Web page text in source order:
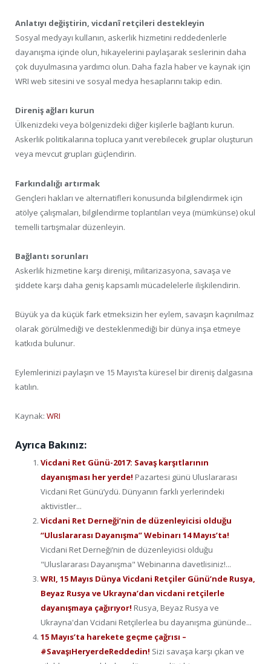
Anlatıyı değiştirin, vicdanî retçileri destekleyin
Sosyal medyayı kullanın, askerlik hizmetini reddedenlerle
dayanışma içinde olun, hikayelerini paylaşarak seslerinin daha
çok duyulmasına yardımcı olun. Daha fazla haber ve kaynak için
WRI web sitesini ve sosyal medya hesaplarını takip edin.
Direniş ağları kurun
Ülkenizdeki veya bölgenizdeki diğer kişilerle bağlantı kurun.
Askerlik politikalarına topluca yanıt verebilecek gruplar oluşturun
veya mevcut grupları güçlendirin.
Farkındalığı artırmak
Gençleri hakları ve alternatifleri konusunda bilgilendirmek için
atölye çalışmaları, bilgilendirme toplantıları veya (mümkünse) okul
temelli tartışmalar düzenleyin.
Bağlantı sorunları
Askerlik hizmetine karşı direnişi, militarizasyona, savaşa ve
şiddete karşı daha geniş kapsamlı mücadelelerle ilişkilendirin.
Büyük ya da küçük fark etmeksizin her eylem, savaşın kaçınılmaz
olarak görülmediği ve desteklenmediği bir dünya inşa etmeye
katkıda bulunur.
Eylemlerinizi paylaşın ve 15 Mayıs’ta küresel bir direniş dalgasına
katılın.
Kaynak: WRI
Ayrıca Bakınız:
Vicdani Ret Günü-2017: Savaş karşıtlarının
dayanışması her yerde! Pazartesi günü Uluslararası
Vicdani Ret Günü’ydü. Dünyanın farklı yerlerindeki
aktivistler...
Vicdani Ret Derneği’nin de düzenleyicisi olduğu
“Uluslararası Dayanışma” Webinarı 14 Mayıs’ta!
Vicdani Ret Derneği’nin de düzenleyicisi olduğu
"Uluslararası Dayanışma" Webinarına davetlisiniz!...
WRI, 15 Mayıs Dünya Vicdani Retçiler Günü’nde Rusya,
Beyaz Rusya ve Ukrayna’dan vicdani retçilerle
dayanışmaya çağırıyor! Rusya, Beyaz Rusya ve
Ukrayna'dan Vcidani Retçilerlea bu dayanışma gününde...
15 Mayıs’ta harekete geçme çağrısı –
#SavaşıHeryerdeReddedin! Sizi savaşa karşı çıkan ve